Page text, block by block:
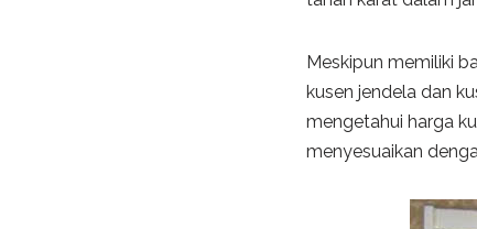
Meskipun memiliki
kusen jendela dan
mengetahui harga
menyesuaikan